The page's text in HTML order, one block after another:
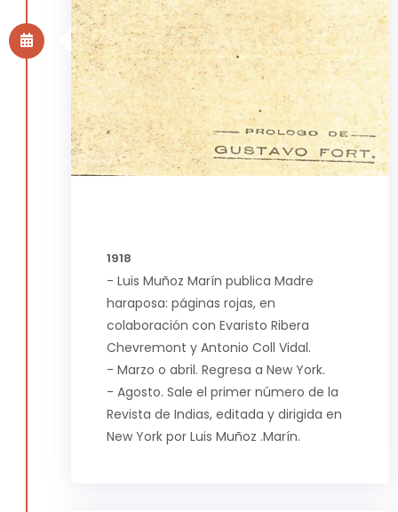
1918
- Luis Muñoz Marín publica Madre
haraposa: páginas rojas, en
colaboración con Evaristo Ribera
Chevremont y Antonio Coll Vidal.
- Marzo o abril. Regresa a New York.
- Agosto. Sale el primer número de la
Revista de Indias, editada y dirigida en
New York por Luis Muñoz .Marín.